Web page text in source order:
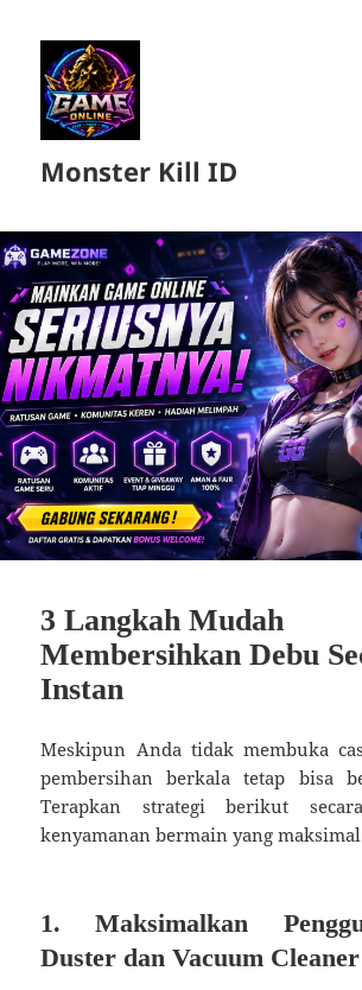
Monster Kill ID
3 Langkah Mudah
Membersihkan Debu
Instan
Meskipun Anda tidak membuka
pembersihan berkala tetap bisa
Terapkan strategi berikut
kenyamanan bermain yang
1. Maksimalkan
Duster dan Vacuum Cleaner